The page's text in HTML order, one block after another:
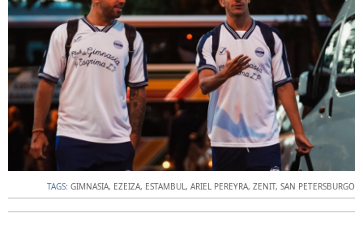
TAGS: GIMNASIA, EZEIZA, ESTAMBUL, ARIEL PEREYRA, ZENIT, SAN PETERSBURGO